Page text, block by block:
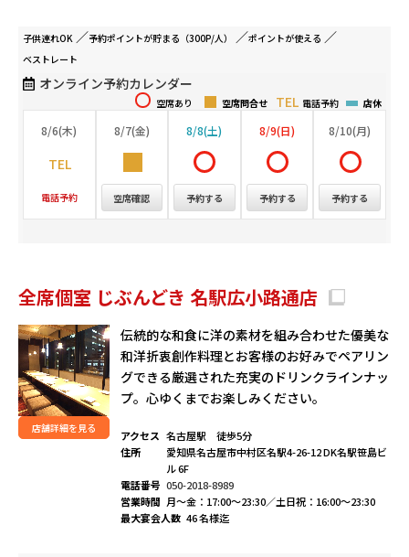
子供連れOK 予約ポイントが貯まる（300P/人） ポイントが使える
ベストレート
オンライン予約カレンダー
店休
電話予約
空席問合せ
空席あり
8/6(木)
電話予約
8/7(金)
空席確認
8/8(土)
予約する
8/9(日)
予約する
8/10(月)
予約する
全席個室 じぶんどき 名駅広小路通店
店舗詳細を見る
伝統的な和食に洋の素材を組み合わせた優美な
和洋折衷創作料理とお客様のお好みでペアリン
グできる厳選された充実のドリンクラインナッ
プ。心ゆくまでお楽しみください。
アクセス 名古屋駅 徒歩5分
住所
愛知県名古屋市中村区名駅4-26-12 DK名駅笹島ビ
ル 6F
電話番号 050-2018-8989
営業時間 月～金：17:00～23:30／土日祝：16:00～23:30
最大宴会人数 46 名様迄